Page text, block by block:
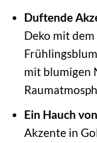
Duftende
Deko mit
mit blumigen
Ein Hauch
Akzente in